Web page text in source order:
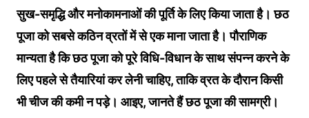
सुख-समृद्धि और मनोकामनाओं की पूर्ति के लिए किया जाता है। छठ
पूजा को सबसे कठिन व्रतों में से एक माना जाता है। पौराणिक
मान्यता है कि छठ पूजा को पूरे विधि-विधान के साथ संपन्न करने के
लिए पहले से तैयारियां कर लेनी चाहिए, ताकि व्रत के दौरान किसी
भी चीज की कमी न पड़े। आइए, जानते हैं छठ पूजा की सामग्री।